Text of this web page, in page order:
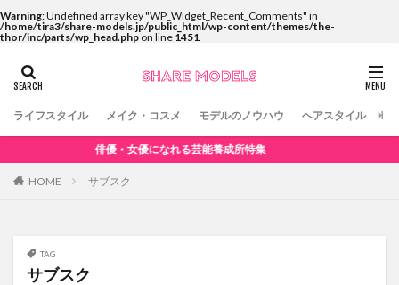
Warning: Undefined array key "WP_Widget_Recent_Comments" in
/home/tira3/share-models.jp/public_html/wp-content/themes/the-
thor/inc/parts/wp_head.php on line 1451
ライフスタイル メイク・コスメ モデルのノウハウ ヘアスタイル
俳優・女優になれる芸能養成所特集
HOME サブスク
TAG
サブスク